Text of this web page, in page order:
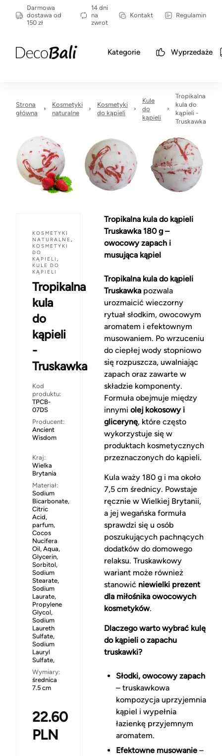
Darmowa
dostawa od
150 zł
14 dni
na
zwrot
Kontakt Regulamin
Kategorie Wyprzedaże
Strona
główna
Kosmetyki
naturalne
Kosmetyki
do kąpieli
Kule
do
kąpieli
Tropikalna
kula do
kąpieli -
Truskawka
KOSMETYKI
NATURALNE ,
KOSMETYKI
DO
KĄPIELI ,
KULE DO
KĄPIELI
Tropikalna
kula
do
kąpieli
-
Truskawka
Kod
produktu:
TPCB-
07DS
Producent:
Ancient
Wisdom
Kraj:
Wielka
Brytania
Materiał:
Sodium
Bicarbonate,
Citric
Acid,
parfum,
Cocos
Nucifera
Oil, Aqua,
Glycerin,
Sorbitol,
Sodium
Stearate,
Sodium
Laurate,
Propylene
Glycol,
Sodium
Laureth
Sulfate,
Sodium
Lauryl
Sulfate,
Wymiary:
średnica
7.5 cm
22.60
PLN
Tropikalna kula do kąpieli
Truskawka 180 g –
owocowy zapach i
musująca kąpiel
Tropikalna kula do kąpieli
Truskawkapozwala
urozmaicić wieczorny
rytuał słodkim, owocowym
aromatem i efektownym
musowaniem. Po wrzuceniu
do ciepłej wody stopniowo
się rozpuszcza, uwalniając
zapach oraz zawarte w
składzie komponenty.
Formuła obejmuje między
innymi olej kokosowy i
glicerynę, które często
wykorzystuje się w
produktach kosmetycznych
przeznaczonych do kąpieli.
Kula waży 180 g i ma około
7,5 cm średnicy. Powstaje
ręcznie w Wielkiej Brytanii,
a jej wegańska formuła
sprawdzi się u osób
poszukujących pachnących
dodatków do domowego
relaksu. Truskawkowy
wariant może również
stanowić niewielki prezent
dla miłośnika owocowych
kosmetyków.
Dlaczego warto wybrać kulę
do kąpieli o zapachu
truskawki?
Słodki, owocowy zapach
– truskawkowa
kompozycja uprzyjemnia
kąpiel i wypełnia
łazienkę przyjemnym
aromatem.
Efektowne musowanie–